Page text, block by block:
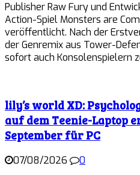
Publisher Raw Fury und
Action-Spiel Monsters are
veröffentlicht. Nach der
der Genremix aus Tower-
sofort auch Konsolenspielern
lily’s world XD:
auf dem Teenie-Laptop
September für PC
07/08/2026
0